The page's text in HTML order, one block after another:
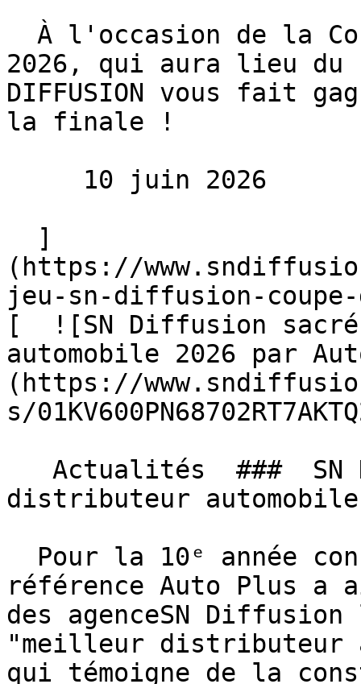
2026, qui aura lieu
DIFFUSION vous fait
la finale !
(https://
jeu-sn-diffusion-coupe-
[  ![SN Diffusion
automobile 2026 par
(https://
s/
distributeur
référence Auto Plus a
des agenceSN
"meilleur distributeur
qui témoigne de la